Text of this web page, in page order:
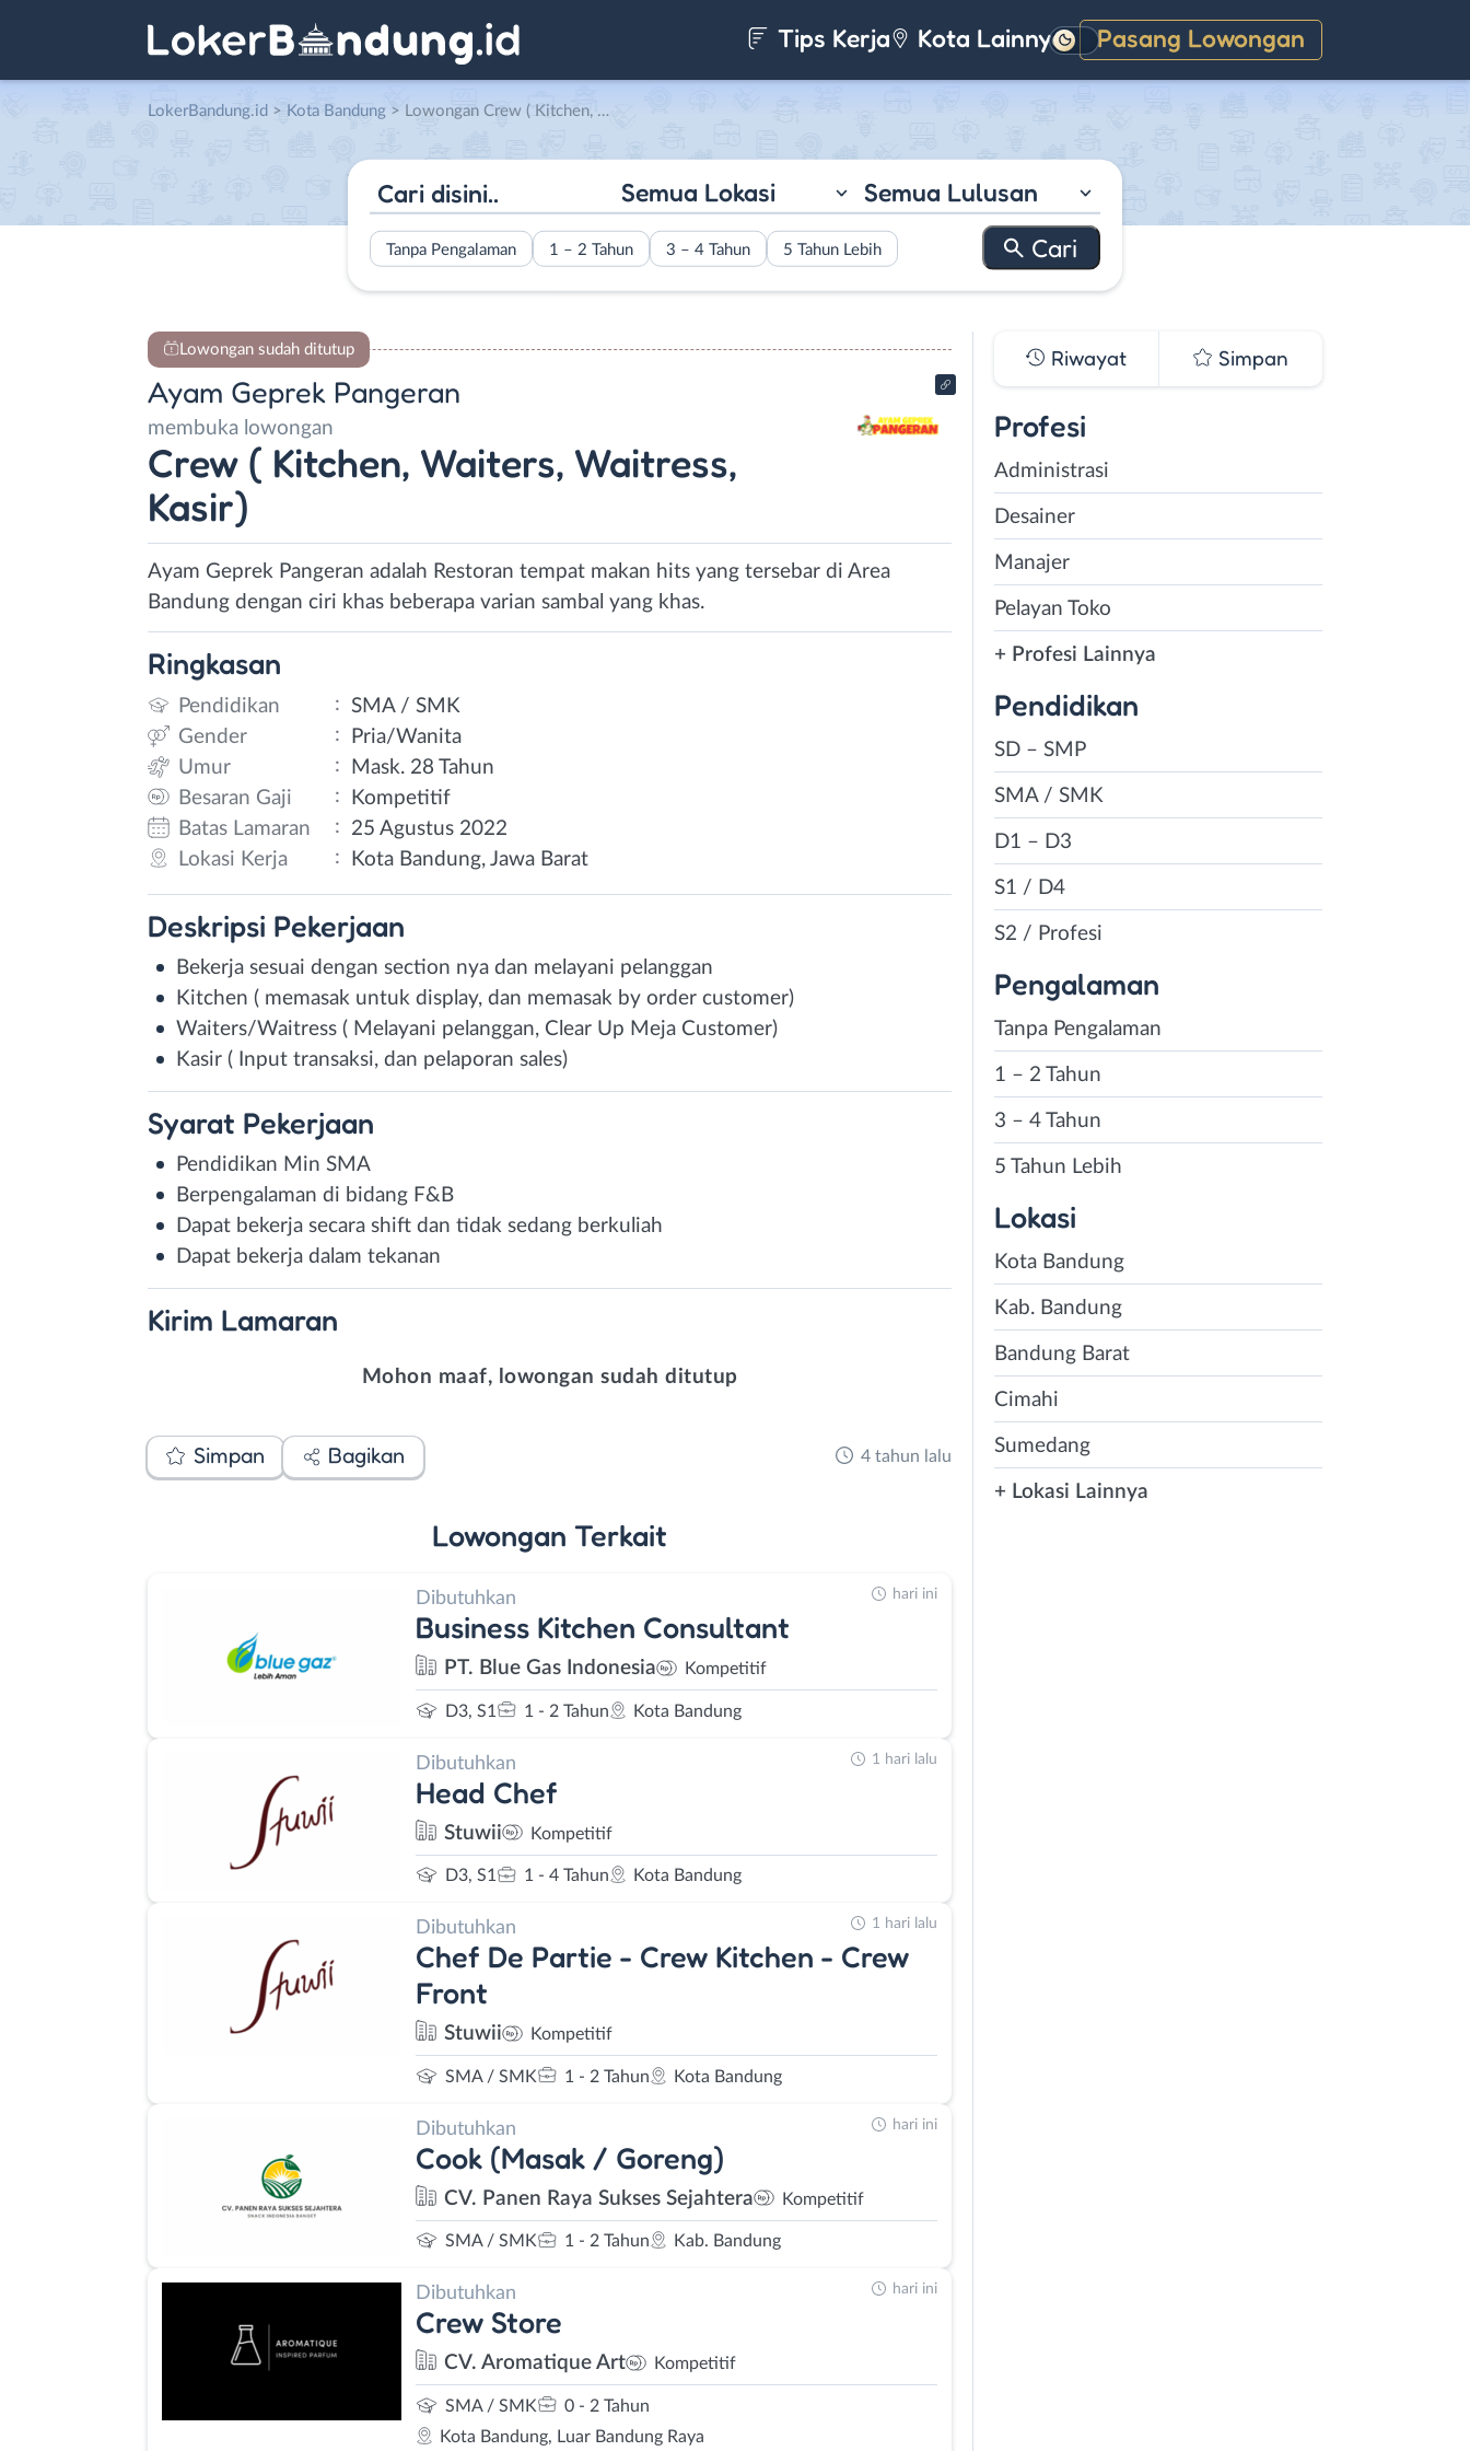
Tips Kerja Kota Lainnya Pasang Lowongan
Gelap
LokerBandung.id > Kota Bandung > Lowongan Crew ( Kitchen, Waiters, Waitress, Kasir) di Ayam Geprek Pangeran
Semua Lokasi Semua Lulusan
Tanpa Pengalaman 1 – 2 Tahun 3 – 4 Tahun 5 Tahun Lebih
Lowongan sudah ditutup
Ayam Geprek Pangeran
membuka lowongan
Crew ( Kitchen, Waiters, Waitress,
Kasir)
Ayam Geprek Pangeran adalah Restoran tempat makan hits yang tersebar di Area
Bandung dengan ciri khas beberapa varian sambal yang khas.
Ringkasan
Pendidikan : SMA / SMK
Gender
:
Pria/Wanita
Umur
:
Mask. 28 Tahun
Besaran Gaji
:
Kompetitif
Batas Lamaran
:
25 Agustus 2022
Lokasi Kerja
: Kota Bandung, Jawa Barat
Deskripsi Pekerjaan
Bekerja sesuai dengan section nya dan melayani pelanggan
Kitchen ( memasak untuk display, dan memasak by order customer)
Waiters/Waitress ( Melayani pelanggan, Clear Up Meja Customer)
Kasir ( Input transaksi, dan pelaporan sales)
Syarat Pekerjaan
Pendidikan Min SMA
Berpengalaman di bidang F&B
Dapat bekerja secara shift dan tidak sedang berkuliah
Dapat bekerja dalam tekanan
Kirim Lamaran
Mohon maaf, lowongan sudah ditutup
Simpan Bagikan 4 tahun lalu
Lowongan Terkait
Dibutuhkan
Business Kitchen Consultant
PT. Blue Gas Indonesia Kompetitif
D3, S1 1 - 2 Tahun Kota Bandung
hari ini
Dibutuhkan
Head Chef
Stuwii Kompetitif
D3, S1 1 - 4 Tahun Kota Bandung
1 hari lalu
Dibutuhkan
Chef De Partie - Crew Kitchen - Crew
Front
Stuwii Kompetitif
SMA / SMK 1 - 2 Tahun Kota Bandung
1 hari lalu
Dibutuhkan
Cook (Masak / Goreng)
CV. Panen Raya Sukses Sejahtera Kompetitif
SMA / SMK 1 - 2 Tahun Kab. Bandung
hari ini
Dibutuhkan
Crew Store
CV. Aromatique Art Kompetitif
SMA / SMK
0 - 2 Tahun
Kota Bandung, Luar Bandung Raya
hari ini
Riwayat Simpan
Profesi
Administrasi
Desainer
Manajer
Pelayan Toko
+ Profesi Lainnya
Pendidikan
SD – SMP
SMA / SMK
D1 – D3
S1 / D4
S2 / Profesi
Pengalaman
Tanpa Pengalaman
1 – 2 Tahun
3 – 4 Tahun
5 Tahun Lebih
Lokasi
Kota Bandung
Kab. Bandung
Bandung Barat
Cimahi
Sumedang
+ Lokasi Lainnya